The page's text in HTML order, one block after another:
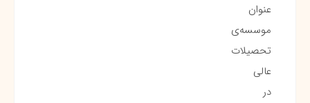
عنوان
موسسه‌ی
تحصیلات
عالی
در